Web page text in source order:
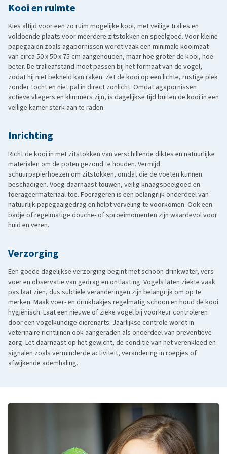
Kooi en ruimte
Kies altijd voor een zo ruim mogelijke kooi, met veilige tralies en
voldoende plaats voor meerdere zitstokken en speelgoed. Voor kleine
papegaaien zoals agapornissen wordt vaak een minimale kooimaat
van circa 50 x 50 x 75 cm aangehouden, maar hoe groter de kooi, hoe
beter. De tralieafstand moet passen bij het formaat van de vogel,
zodat hij niet bekneld kan raken. Zet de kooi op een lichte, rustige plek
zonder tocht en niet pal in direct zonlicht. Omdat agapornissen
actieve vliegers en klimmers zijn, is dagelijkse tijd buiten de kooi in een
veilige kamer sterk aan te raden.
Inrichting
Richt de kooi in met zitstokken van verschillende diktes en natuurlijke
materialen om de poten gezond te houden. Vermijd
schuurpapierhoezen om zitstokken, omdat die de voeten kunnen
beschadigen. Voeg daarnaast touwen, veilig knaagspeelgoed en
foerageermateriaal toe. Foerageren is een belangrijk onderdeel van
natuurlijk papegaaigedrag en helpt verveling te voorkomen. Ook een
badje of regelmatige douche- of sproeimomenten zijn waardevol voor
huid en veren.
Verzorging
Een goede dagelijkse verzorging begint met schoon drinkwater, vers
voer en observatie van gedrag en ontlasting. Vogels laten ziekte vaak
pas laat zien, dus subtiele veranderingen zijn belangrijk om op te
merken. Maak voer- en drinkbakjes regelmatig schoon en houd de kooi
hygiënisch. Laat een nieuwe of zieke vogel bij voorkeur controleren
door een vogelkundige dierenarts. Jaarlijkse controle wordt in
veterinaire richtlijnen ook aangeraden als onderdeel van preventieve
zorg. Let daarnaast op het gewicht, de conditie van het verenkleed en
signalen zoals verminderde activiteit, verandering in roepjes of
afwijkende ademhaling.